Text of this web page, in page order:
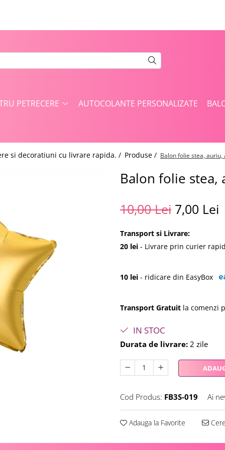
PETRECERE AUTOCOLANTE PERSONALIZATE
si decoratiuni cu livrare rapida. / Produse / Balon folie stea,
Balon folie stea,
10,00 Lei 7,00 Lei
Transport si Livrare:
20 lei - Livrare prin curier
10 lei - ridicare din EasyBox
Transport Gratuit la comenzi
IN STOC
Durata de livrare: 2 zile
Cod Produs: FB3S-019 Ai
Adauga la Favorite